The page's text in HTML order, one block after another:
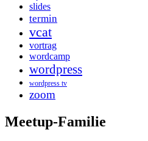
slides
termin
vcat
vortrag
wordcamp
wordpress
wordpress tv
zoom
Meetup-Familie